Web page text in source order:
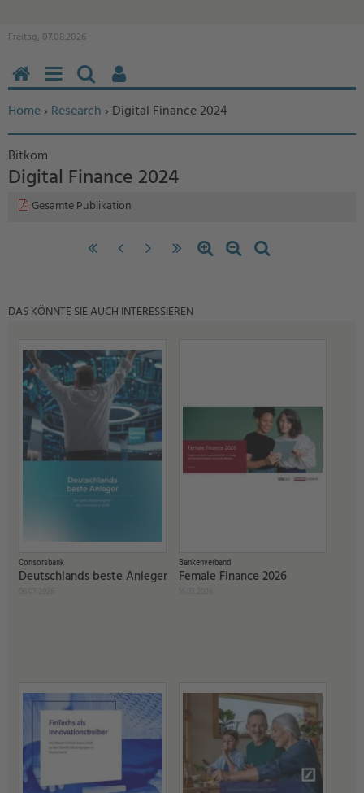
Freitag, 07.08.2026
Sie befinden sich hier:
Home› Research › Digital Finance 2024
Bitkom
Digital Finance 2024
Gesamte Publikation
SeiteSeite› »
DAS KÖNNTE SIE AUCH INTERESSIEREN
Consorsbank
Deutschlands beste Anleger
Bankenverband
Female Finance 2026
HOMEMENÜSUCHEN
BENUTZERFUNKTIONEN